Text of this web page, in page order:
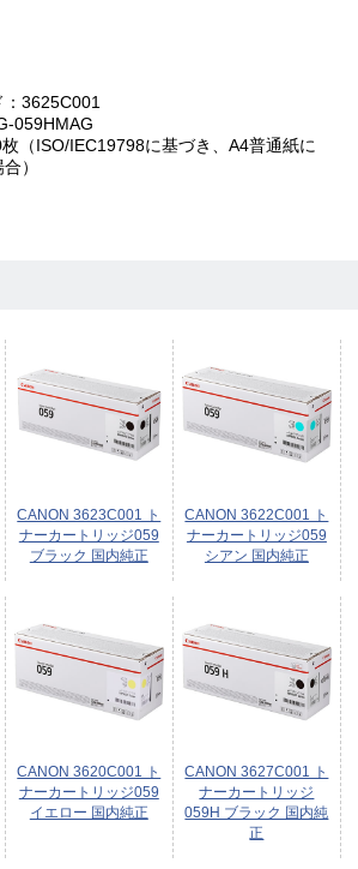
：3625C001
059HMAG
（ISO/IEC19798に基づき、A4普通紙に
）
CANON 3623C001 ト
ナーカートリッジ059
ブラック 国内純正
CANON 3622C001 ト
ナーカートリッジ059
シアン 国内純正
CANON 3620C001 ト
ナーカートリッジ059
イエロー 国内純正
CANON 3627C001 ト
ナーカートリッジ
059H ブラック 国内純
正